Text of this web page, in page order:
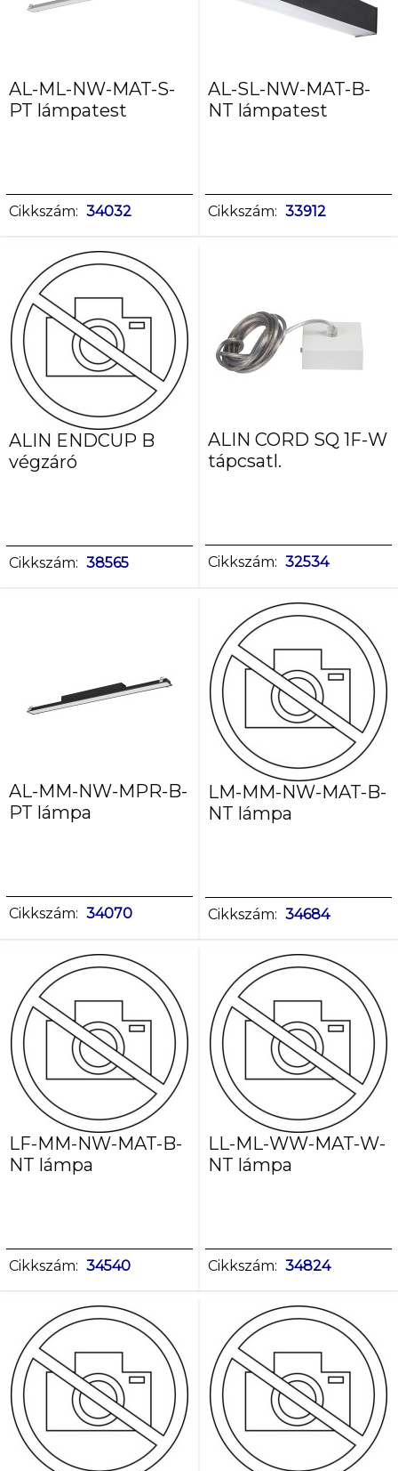
AL-ML-NW-MAT-S-
PT lámpatest
Cikkszám: 34032
AL-SL-NW-MAT-B-
NT lámpatest
Cikkszám: 33912
ALIN ENDCUP B
végzáró
Cikkszám: 38565
ALIN CORD SQ 1F-W
tápcsatl.
Cikkszám: 32534
AL-MM-NW-MPR-B-
PT lámpa
Cikkszám: 34070
LM-MM-NW-MAT-B-
NT lámpa
Cikkszám: 34684
LF-MM-NW-MAT-B-
NT lámpa
Cikkszám: 34540
LL-ML-WW-MAT-W-
NT lámpa
Cikkszám: 34824